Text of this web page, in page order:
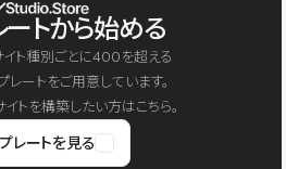
ートから始める
イト種別ごとに400を超える
ートをご用意しています。
トを構築したい方はこちら。
レートを見る